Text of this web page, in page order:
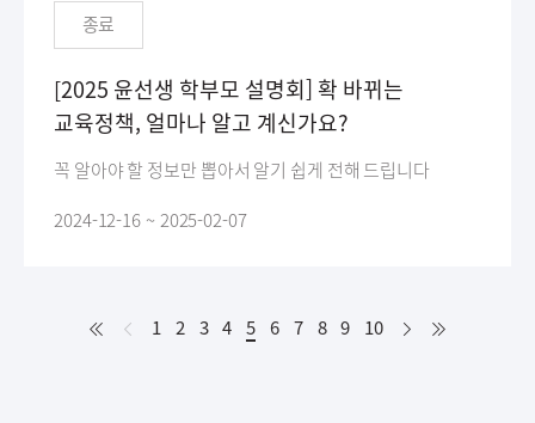
종료
[2025 윤선생 학부모 설명회] 확 바뀌는
교육정책, 얼마나 알고 계신가요?
꼭 알아야 할 정보만 뽑아서 알기 쉽게 전해 드립니다
2024-12-16 ~ 2025-02-07
1 2 3 4 5 현6 7 8 9 10